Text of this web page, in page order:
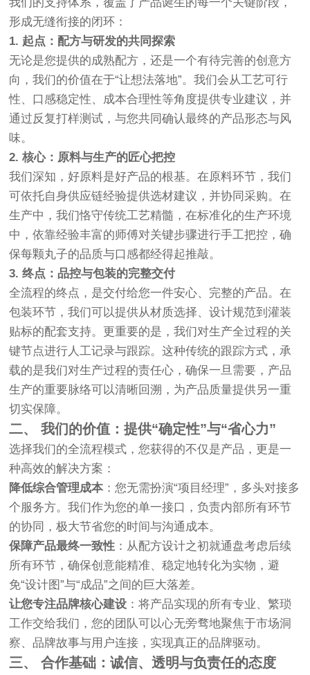
形成无缝衔接的闭环：
1. 起点：配方与研发的共同探索
无论是您提供的成熟配方，还是一个有待完善的创意方
向，我们的价值在于“让想法落地”。我们会从工艺可行
性、口感稳定性、成本合理性等角度提供专业建议，并
通过反复打样测试，与您共同确认最终的产品形态与风
味。
2. 核心：原料与生产的匠心把控
我们深知，好原料是好产品的根基。在原料环节，我们
可依托自身供应链经验提供选材建议，并协同采购。在
生产中，我们恪守传统工艺精髓，在标准化的生产环境
中，依靠经验丰富的师傅对关键步骤进行手工把控，确
保每颗丸子的品质与口感都经得起推敲。
3. 终点：品控与包装的完整交付
全流程的终点，是交付给您一件安心、完整的产品。在
包装环节，我们可以提供从材质选择、设计规范到灌装
贴标的配套支持。更重要的是，我们对生产全过程的关
键节点进行人工记录与跟踪。这种传统的跟踪方式，承
载的是我们对生产过程的责任心，确保一旦需要，产品
生产的重要脉络可以清晰回溯，为产品质量提供另一重
切实保障。
二、 我们的价值：提供“确定性”与“省心力”
选择我们的全流程模式，您获得的不仅是产品，更是一
种高效的解决方案：
降低综合管理成本：您无需扮演“项目经理”，多头对接多
个服务方。我们作为您的单一接口，负责内部所有环节
的协同，极大节省您的时间与沟通成本。
保障产品最终一致性 ：从配方设计之初就通盘考虑后续
所有环节，确保创意能精准、稳定地转化为实物，避
免“设计图”与“成品”之间的巨大落差。
让您专注品牌核心建设 ：将产品实现的所有专业、繁琐
工作交给我们，您的团队可以心无旁骛地聚焦于市场洞
察、品牌故事与用户连接，实现真正的品牌驱动。
三、 合作基础：诚信、透明与负责任的态度